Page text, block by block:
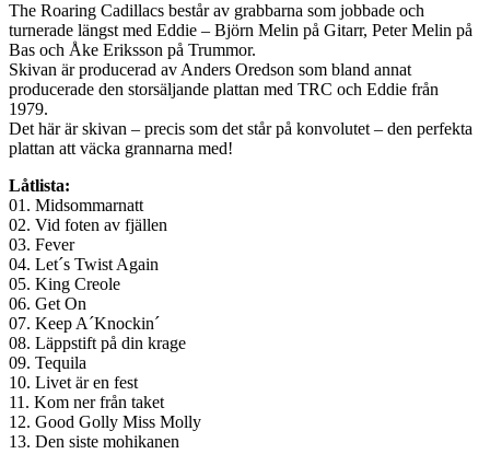
The Roaring Cadillacs består av grabbarna som jobbade och
turnerade längst med Eddie – Björn Melin på Gitarr, Peter Melin på
Bas och Åke Eriksson på Trummor.
Skivan är producerad av Anders Oredson som bland annat
producerade den storsäljande plattan med TRC och Eddie från
1979.
Det här är skivan – precis som det står på konvolutet – den perfekta
plattan att väcka grannarna med!
Låtlista:
01. Midsommarnatt
02. Vid foten av fjällen
03. Fever
04. Let´s Twist Again
05. King Creole
06. Get On
07. Keep A´Knockin´
08. Läppstift på din krage
09. Tequila
10. Livet är en fest
11. Kom ner från taket
12. Good Golly Miss Molly
13. Den siste mohikanen